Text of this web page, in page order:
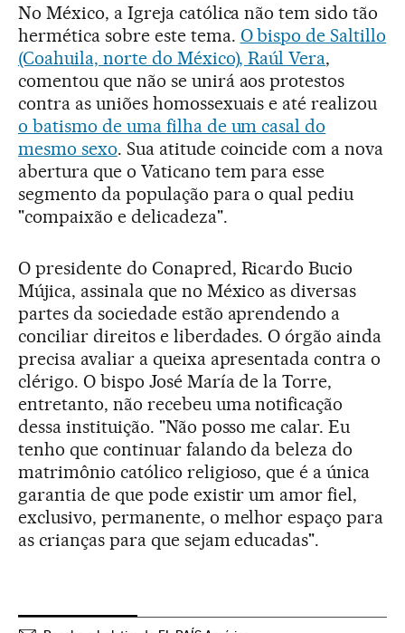
No México, a Igreja católica não tem sido tão
hermética sobre este tema. O bispo de Saltillo
(Coahuila, norte do México), Raúl Vera,
comentou que não se unirá aos protestos
contra as uniões homossexuais e até realizou
o batismo de uma filha de um casal do
mesmo sexo. Sua atitude coincide com a nova
abertura que o Vaticano tem para esse
segmento da população para o qual pediu
"compaixão e delicadeza".
O presidente do Conapred, Ricardo Bucio
Mújica, assinala que no México as diversas
partes da sociedade estão aprendendo a
conciliar direitos e liberdades. O órgão ainda
precisa avaliar a queixa apresentada contra o
clérigo. O bispo José María de la Torre,
entretanto, não recebeu uma notificação
dessa instituição. "Não posso me calar. Eu
tenho que continuar falando da beleza do
matrimônio católico religioso, que é a única
garantia de que pode existir um amor fiel,
exclusivo, permanente, o melhor espaço para
as crianças para que sejam educadas".